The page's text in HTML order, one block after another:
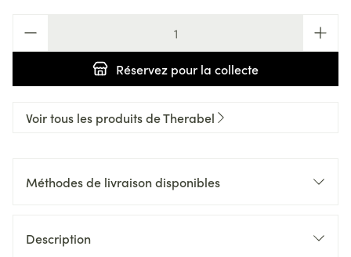
Réservez pour la collecte
Voir tous les produits de Therabel
Méthodes de livraison disponibles
Description